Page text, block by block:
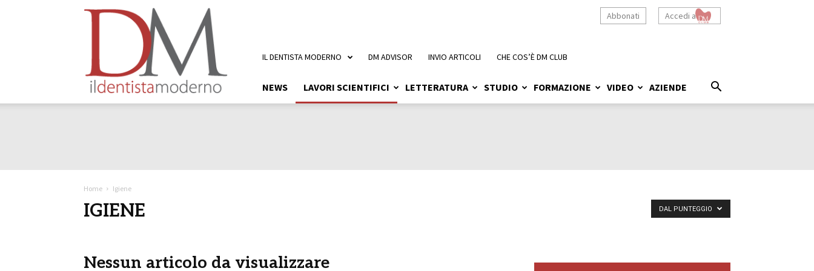
Accedi a
Abbonati
NEWS LAVORI SCIENTIFICI LETTERATURA STUDIO FORMAZIONE VIDEO AZIENDE
IL DENTISTA MODERNO DM ADVISOR INVIO ARTICOLI CHE COS’È DM CLUB
Home Igiene
IGIENE DAL PUNTEGGIO
Nessun articolo da visualizzare